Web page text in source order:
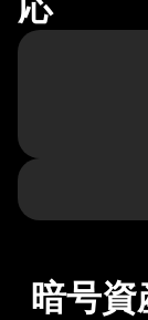
暗号